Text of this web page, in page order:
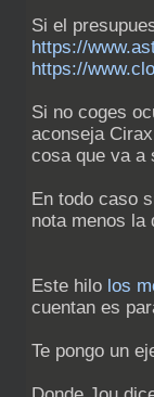
Si el
https://
https://
Si no coges
aconseja
cosa que va a
En todo caso
nota menos la
Este hilo los
cuentan es
Te pongo un